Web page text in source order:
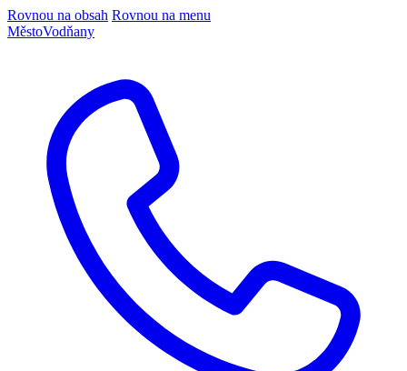
Rovnou na obsah Rovnou na menu
MěstoVodňany